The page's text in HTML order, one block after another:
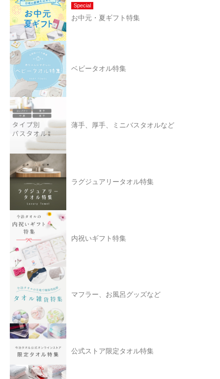
Special
お中元・夏ギフト特集
ベビータオル特集
薄手、厚手、ミニバスタオルなど
ラグジュアリータオル特集
内祝いギフト特集
マフラー、お風呂グッズなど
公式ストア限定タオル特集